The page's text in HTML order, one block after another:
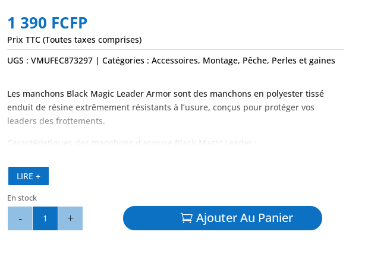
1 390 FCFP
Prix TTC (Toutes taxes comprises)
UGS : VMUFEC873297 Catégories : Accessoires, Montage, Pêche, Perles et gaines
Les manchons Black Magic Leader Armor sont des manchons en polyester tissé
enduit de résine extrêmement résistants à l’usure, conçus pour protéger vos
leaders des frottements.
Caractéristiques des manchons d’armure Black Magic Leader :
Manchons en polyester tissé enduit de résine extrêmement résistants à l’usure
Offre une protection à vos dirigeants contre les frottements
Livré dans un paquet pratique de 20 pièces
Taille adaptée : 200 lb à 300 lb
LIRE +
En stock
Ajouter Au Panier